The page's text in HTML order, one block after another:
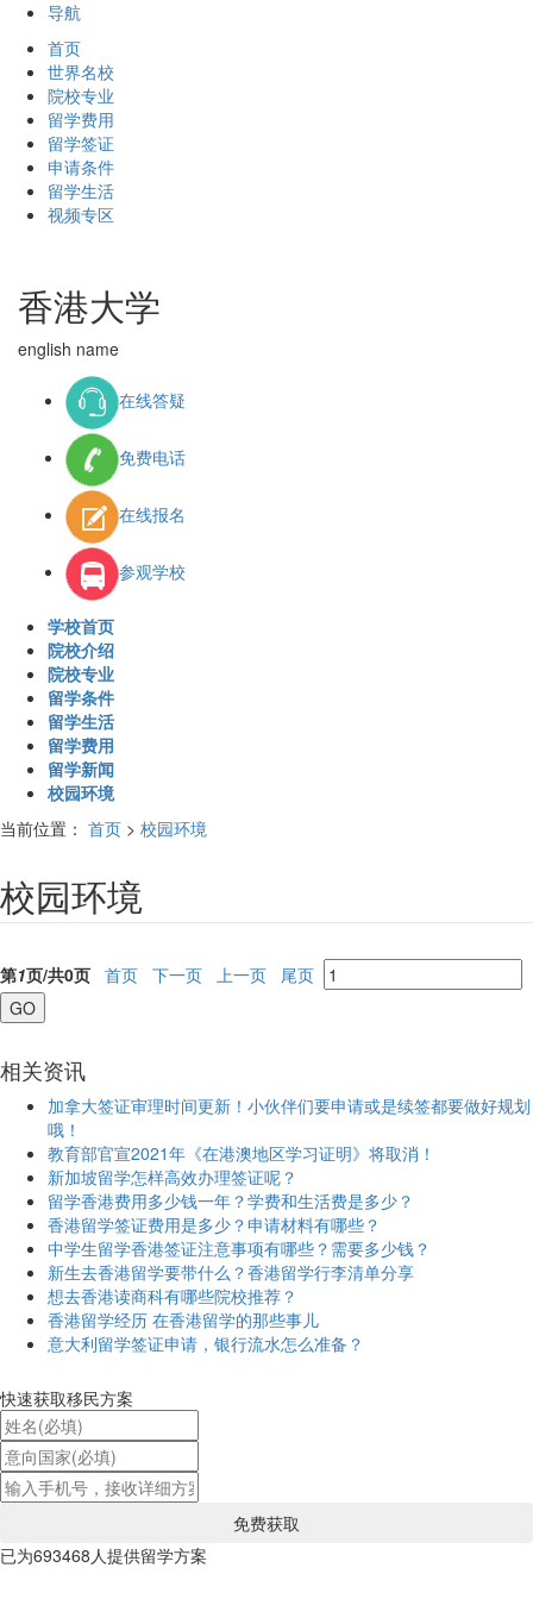
导航
首页
世界名校
院校专业
留学费用
留学签证
申请条件
留学生活
视频专区
香港大学
english name
在线答疑
免费电话
在线报名
参观学校
学校首页
院校介绍
院校专业
留学条件
留学生活
留学费用
留学新闻
校园环境
当前位置： 首页 > 校园环境
校园环境
第1页/共0页 首页 下一页 上一页 尾页
相关资讯
加拿大签证审理时间更新！小伙伴们要申请或是续签都要做好规划
哦！
教育部官宣2021年《在港澳地区学习证明》将取消！
新加坡留学怎样高效办理签证呢？
留学香港费用多少钱一年？学费和生活费是多少？
香港留学签证费用是多少？申请材料有哪些？
中学生留学香港签证注意事项有哪些？需要多少钱？
新生去香港留学要带什么？香港留学行李清单分享
想去香港读商科有哪些院校推荐？
香港留学经历 在香港留学的那些事儿
意大利留学签证申请，银行流水怎么准备？
快速获取移民方案
已为693468人提供留学方案